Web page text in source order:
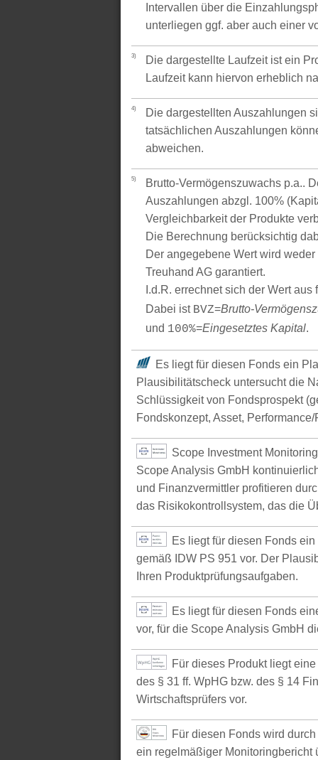
Intervallen über die
unterliegen ggf. aber auch einer
3)
Die dargestellte Laufzeit ist ein
Laufzeit kann hiervon erheblich
4)
Die dargestellten Auszahlungen
tatsächlichen Auszahlungen
abweichen.
5)
Brutto-Vermögenszuwachs p.a..
Auszahlungen abzgl. 100%
Vergleichbarkeit der Produkte
Die Berechnung berücksichtig
Der angegebene Wert wird
Treuhand AG garantiert.
I.d.R. errechnet sich der Wert
Dabei ist BVZ=Brutto-
und 100%=Eingesetztes Kapital.
Es liegt für diesen Fonds ein
Plausibilitätscheck untersucht die
Schlüssigkeit von Fondsprospekt
Fondskonzept, Asset,
Scope Investment
Scope Analysis GmbH
und Finanzvermittler profitieren
das Risikokontrollsystem, das die
Es liegt für diesen Fonds
gemäß IDW PS 951 vor. Der
Ihren Produktprüfungsaufgaben.
Es liegt für diesen Fonds
vor, für die Scope Analysis GmbH
Für dieses Produkt liegt
des § 31 ff. WpHG bzw. des § 14
Wirtschaftsprüfers vor.
Für diesen Fonds wird
ein regelmäßiger Monitoringbericht